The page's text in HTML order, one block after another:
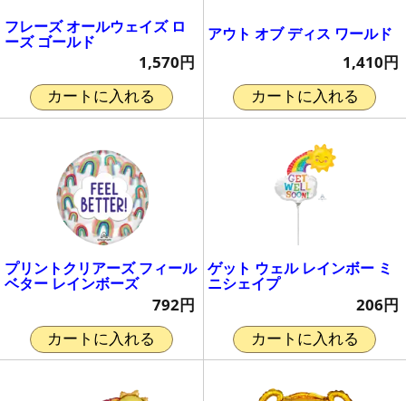
フレーズ オールウェイズ ロ
ーズ ゴールド
1,570円
カートに入れる
アウト オブ ディス ワールド
1,410円
カートに入れる
プリントクリアーズ フィール
ベター レインボーズ
792円
カートに入れる
ゲット ウェル レインボー ミ
ニシェイプ
206円
カートに入れる